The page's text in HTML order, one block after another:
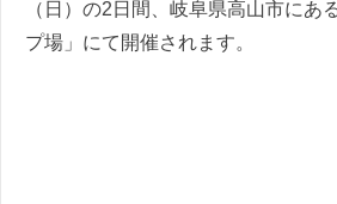
（日）の2日間、岐阜県高山市にあ
プ場」にて開催されます。